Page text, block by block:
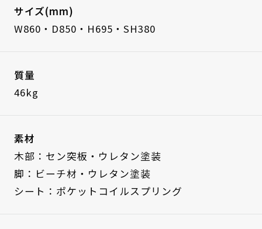
サイズ(mm)
W860・D850・H695・SH380
質量
46kg
素材
木部：セン突板・ウレタン塗装
脚：ビーチ材・ウレタン塗装
シート：ポケットコイルスプリング